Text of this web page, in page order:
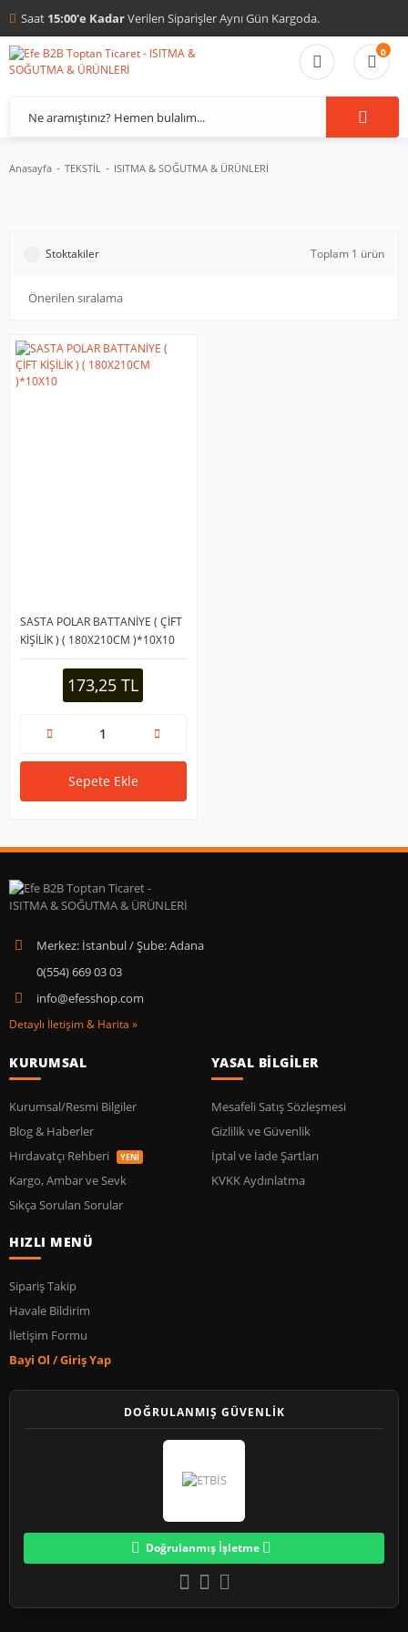
Saat 15:00'e KadarVerilen Siparişler Aynı Gün Kargoda.
0
Anasayfa TEKSTİL ISITMA & SOĞUTMA & ÜRÜNLERİ
Stoktakiler Toplam 1 ürün
SASTA POLAR BATTANİYE ( ÇİFT
KİŞİLİK ) ( 180X210CM )*10X10
173,25 TL
Sepete Ekle
Merkez: İstanbul / Şube: Adana
0(554) 669 03 03
info@efesshop.com
Detaylı İletişim & Harita »
KURUMSAL
Kurumsal/Resmi Bilgiler
Blog & Haberler
Hırdavatçı Rehberi
YENİ
Kargo, Ambar ve Sevk
Sıkça Sorulan Sorular
YASAL BİLGİLER
Mesafeli Satış Sözleşmesi
Gizlilik ve Güvenlik
İptal ve İade Şartları
KVKK Aydınlatma
HIZLI MENÜ
Sipariş Takip
Havale Bildirim
İletişim Formu
Bayi Ol / Giriş Yap
DOĞRULANMIŞ GÜVENLİK
Doğrulanmış İşletme